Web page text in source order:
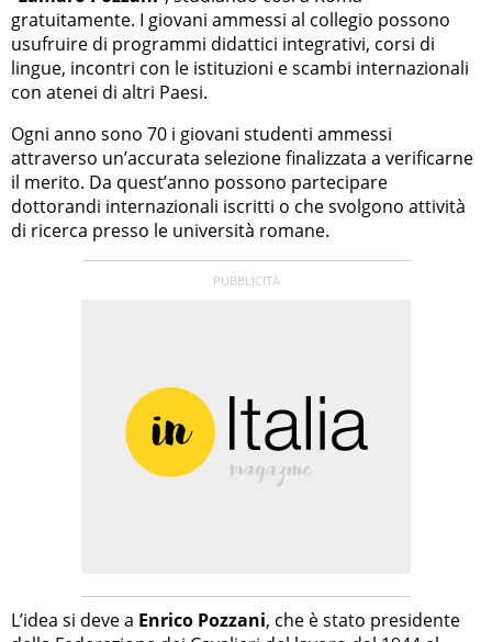
gratuitamente. I giovani ammessi al collegio possono
usufruire di programmi didattici integrativi, corsi di
lingue, incontri con le istituzioni e scambi internazionali
con atenei di altri Paesi.
Ogni anno sono 70 i giovani studenti ammessi
attraverso un’accurata selezione finalizzata a verificarne
il merito. Da quest’anno possono partecipare
dottorandi internazionali iscritti o che svolgono attività
di ricerca presso le università romane.
L’idea si deve a Enrico Pozzani, che è stato presidente